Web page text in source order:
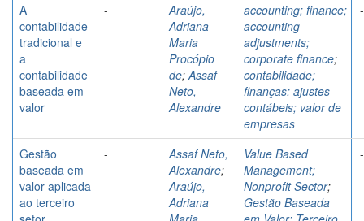
A
contabilidade
tradicional e
a
contabilidade
baseada em
valor
-
Araújo,
Adriana
Maria
Procópio
de; Assaf
Neto,
Alexandre
accounting; finance;
accounting
adjustments;
corporate finance;
contabilidade;
finanças; ajustes
contábeis; valor de
empresas
-
Gestão
baseada em
valor aplicada
ao terceiro
-
Assaf Neto,
Alexandre;
Araújo,
Adriana
Value Based
Management;
Nonprofit Sector;
Gestão Baseada
-